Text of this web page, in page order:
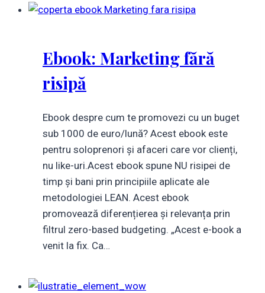
Ebook: Marketing fără
risipă
Ebook despre cum te promovezi cu un buget
sub 1000 de euro/lună? Acest ebook este
pentru soloprenori și afaceri care vor clienți,
nu like-uri.Acest ebook spune NU risipei de
timp și bani prin principiile aplicate ale
metodologiei LEAN. Acest ebook
promovează diferențierea și relevanța prin
filtrul zero-based budgeting. „Acest e-book a
venit la fix. Ca…